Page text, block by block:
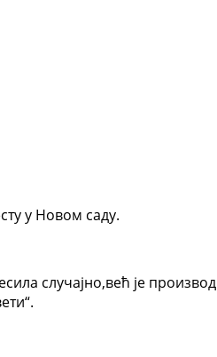
у Новом саду.
случајно,већ је производ